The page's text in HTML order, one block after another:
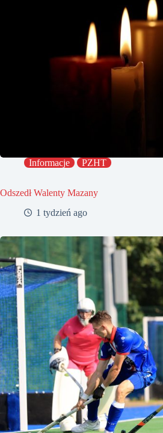
Informacje PZHT
Odszedł Walenty Mazany
1 tydzień ago